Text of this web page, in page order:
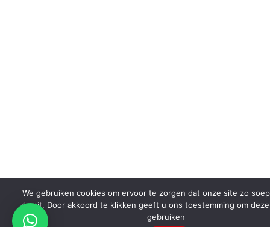
We gebruiken cookies om ervoor te zorgen dat onze site zo
draait. Door akkoord te klikken geeft u ons toestemming om
gebruiken